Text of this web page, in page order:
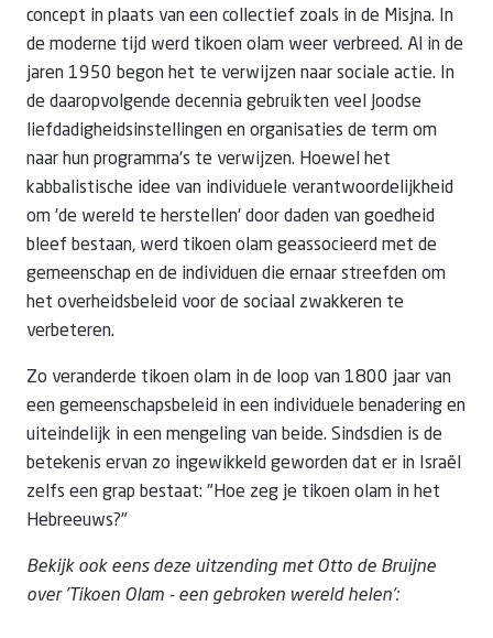
concept in plaats van een collectief zoals in de Misjna. In
de moderne tijd werd tikoen olam weer verbreed. Al in de
jaren 1950 begon het te verwijzen naar sociale actie. In
de daaropvolgende decennia gebruikten veel Joodse
liefdadigheidsinstellingen en organisaties de term om
naar hun programma's te verwijzen. Hoewel het
kabbalistische idee van individuele verantwoordelijkheid
om 'de wereld te herstellen' door daden van goedheid
bleef bestaan, werd tikoen olam geassocieerd met de
gemeenschap en de individuen die ernaar streefden om
het overheidsbeleid voor de sociaal zwakkeren te
verbeteren.
Zo veranderde tikoen olam in de loop van 1800 jaar van
een gemeenschapsbeleid in een individuele benadering en
uiteindelijk in een mengeling van beide. Sindsdien is de
betekenis ervan zo ingewikkeld geworden dat er in Israël
zelfs een grap bestaat: "Hoe zeg je tikoen olam in het
Hebreeuws?"
Bekijk ook eens deze uitzending met Otto de Bruijne
over 'Tikoen Olam - een gebroken wereld helen':